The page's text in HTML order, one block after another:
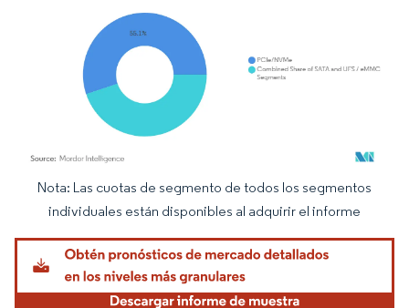
Imagen © Mordor Intelligence. El uso requiere atribución según CC BY 4.0.
Nota: Las cuotas de segmento de todos los segmentos
individuales están disponibles al adquirir el informe